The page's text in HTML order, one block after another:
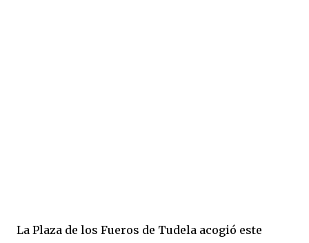
La Plaza de los Fueros de Tudela acogió este